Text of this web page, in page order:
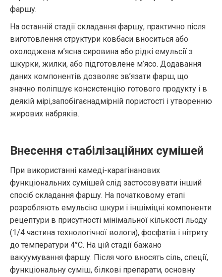
фаршу.
На останній стадії складання фаршу, практично після
виготовлення структури ковбаси вноситься або
охолоджена м’ясна сировина або рідкі емульсії з
шкурки, жилки, або підготовлене м’ясо. Додавання
даних компонентів дозволяє зв’язати фарш, що
значно поліпшує консистенцію готового продукту і в
деякій мірі,запобігаєнадмірній пористості і утворенню
жирових набряків.
Внесення стабілізаційних сумішей
При використанні камеді-карагінанових
функціональних сумішей слід застосовувати інший
спосіб складання фаршу. На початковому етапі
розробляють емульсію шкури і іншіміцні компоненти
рецептури в присутності мінімальної кількості льоду
(1/4 частина технологічної вологи), фосфатів і нітриту
до температури 4°С. На цій стадії бажано
вакуумування фаршу. Після чого вносять сіль, спеції,
функціональну суміш, білкові препарати, основну